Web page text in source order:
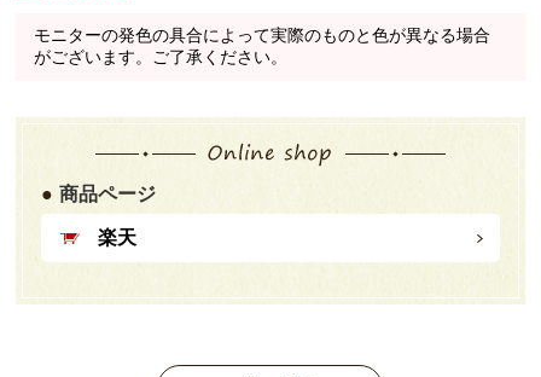
モニターの発色の具合によって実際のものと色が異なる場合
がございます。ご了承ください。
商品ページ
楽天